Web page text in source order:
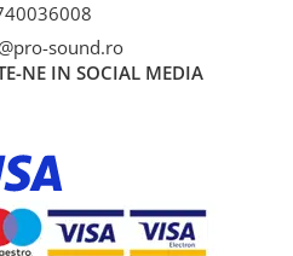
sound.ro
NE IN SOCIAL MEDIA